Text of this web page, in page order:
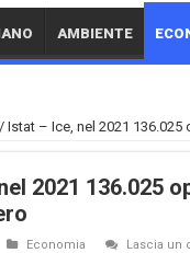
AMBIENTE
/ Istat – Ice, nel 2021
2021 136.025
Economia Lascia un